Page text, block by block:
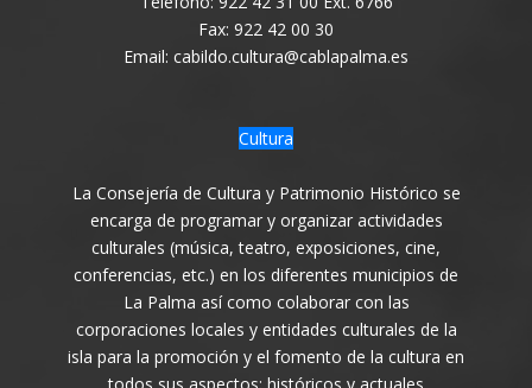
Fax: 922 42 00 30
Email: cabildo.cultura@cablapalma.es
Cultura
La Consejería de Cultura y Patrimonio Histórico se
encarga de programar y organizar actividades
culturales (música, teatro, exposiciones, cine,
conferencias, etc.) en los diferentes municipios de
La Palma así como colaborar con las
corporaciones locales y entidades culturales de la
isla para la promoción y el fomento de la cultura en